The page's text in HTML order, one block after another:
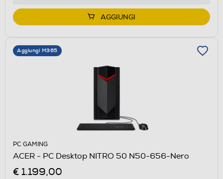
AGGIUNGI
Aggiungi M365
PC GAMING
ACER - PC Desktop NITRO 50 N50-656-Nero
€ 1.199,00